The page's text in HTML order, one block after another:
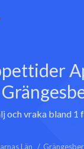
och vraka bland 1
Län